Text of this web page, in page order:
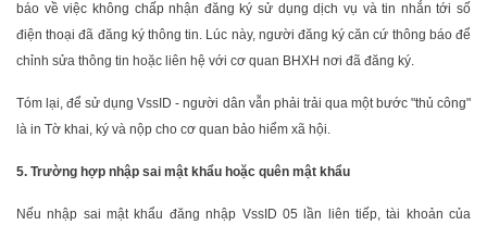
báo về việc không chấp nhận đăng ký sử dụng dịch vụ và tin nhắn tới số
điện thoại đã đăng ký thông tin. Lúc này, người đăng ký căn cứ thông báo để
chỉnh sửa thông tin hoặc liên hệ với cơ quan BHXH nơi đã đăng ký.
Tóm lại, để sử dụng VssID - người dân vẫn phải trải qua một bước "thủ công"
là in Tờ khai, ký và nộp cho cơ quan bảo hiểm xã hội.
5. Trường hợp nhập sai mật khẩu hoặc quên mật khẩu
Nếu nhập sai mật khẩu đăng nhập VssID 05 lần liên tiếp, tài khoản của